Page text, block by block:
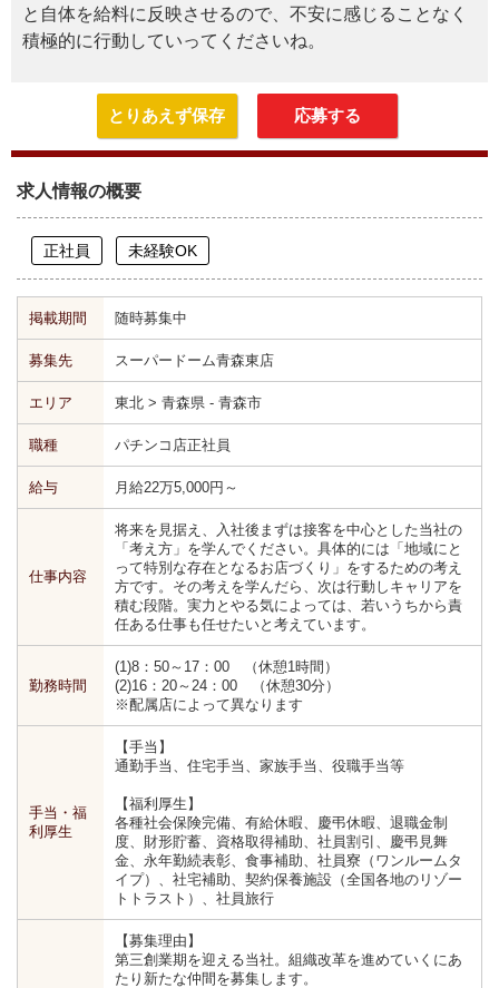
と自体を給料に反映させるので、不安に感じることなく
積極的に行動していってくださいね。
とりあえず保存 応募する
求人情報の概要
正社員 未経験OK
掲載期間 随時募集中
募集先 スーパードーム青森東店
エリア 東北 > 青森県 - 青森市
職種 パチンコ店正社員
給与 月給22万5,000円～
仕事内容
将来を見据え、入社後まずは接客を中心とした当社の
「考え方」を学んでください。具体的には「地域にと
って特別な存在となるお店づくり」をするための考え
方です。その考えを学んだら、次は行動しキャリアを
積む段階。実力とやる気によっては、若いうちから責
任ある仕事も任せたいと考えています。
勤務時間
(1)8：50～17：00 （休憩1時間）
(2)16：20～24：00 （休憩30分）
※配属店によって異なります
手当・福
利厚生
【手当】
通勤手当、住宅手当、家族手当、役職手当等
【福利厚生】
各種社会保険完備、有給休暇、慶弔休暇、退職金制
度、財形貯蓄、資格取得補助、社員割引、慶弔見舞
金、永年勤続表彰、食事補助、社員寮（ワンルームタ
イプ）、社宅補助、契約保養施設（全国各地のリゾー
トトラスト）、社員旅行
【募集理由】
第三創業期を迎える当社。組織改革を進めていくにあ
たり新たな仲間を募集します。